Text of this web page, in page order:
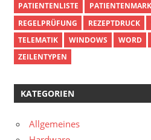
PATIENTENLISTE
REGELPRÜFUNG
REZEPTDRUCK
TELEMATIK
WINDOWS WORD
ZEILENTYPEN
KATEGORIEN
Allgemeines